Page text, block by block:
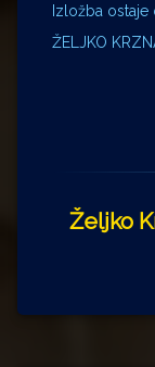
Izložba ostaje
ŽELJKO
Željko